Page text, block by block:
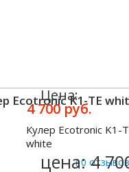
Ecotronic K1-TE
( 0
Цена:
4 700 руб.
Кулер Ecotronic K1-
white
цена:4